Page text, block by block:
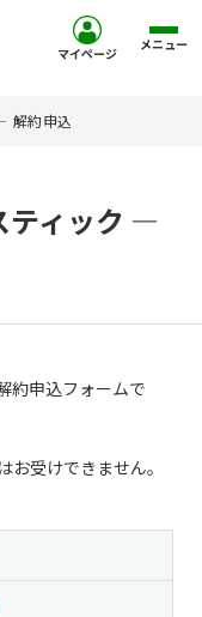
マイページ メニュー
解約申込
ティック ―
約申込フォームで
受けできません。